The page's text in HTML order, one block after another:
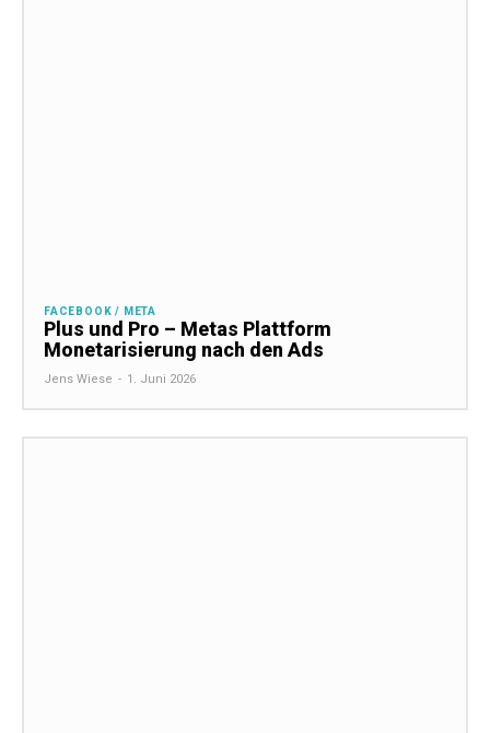
FACEBOOK / META
Plus und Pro – Metas Plattform
Monetarisierung nach den Ads
Jens Wiese - 1. Juni 2026